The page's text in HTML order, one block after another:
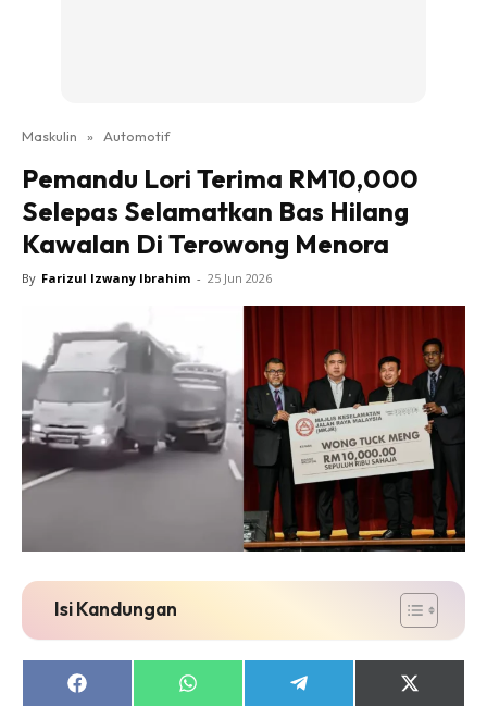
Maskulin » Automotif
Pemandu Lori Terima RM10,000
Selepas Selamatkan Bas Hilang
Kawalan Di Terowong Menora
By Farizul Izwany Ibrahim - 25 Jun 2026
Isi Kandungan
Share
Share
Share
Share